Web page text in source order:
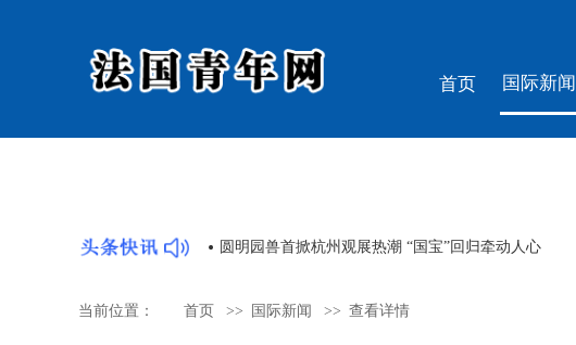
首页 国际新闻
近年来最强热浪 圆明园兽首掀杭州观展热潮 “国宝”回归牵动人心
当前位置： 首页 >> 国际新闻 >> 查看详情